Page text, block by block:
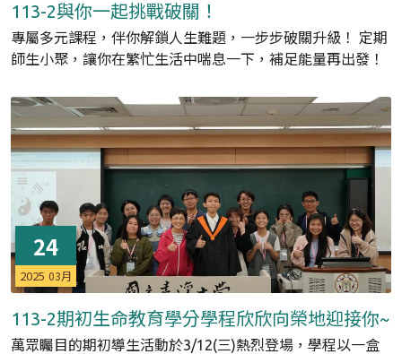
113-2與你一起挑戰破關！
專屬多元課程，伴你解鎖人生難題，一步步破關升級！ 定期
師生小聚，讓你在繁忙生活中喘息一下，補足能量再出發！
24
2025 03月
113-2期初生命教育學分學程欣欣向榮地迎接你~
萬眾矚目的期初導生活動於3/12(三)熱烈登場，學程以一盒